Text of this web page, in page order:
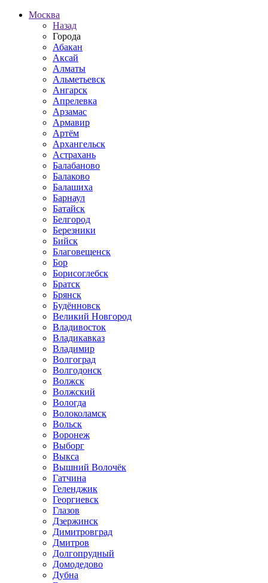
Москва
Назад
Города
Абакан
Аксай
Алматы
Альметьевск
Ангарск
Апрелевка
Арзамас
Армавир
Артём
Архангельск
Астрахань
Балабаново
Балаково
Балашиха
Барнаул
Батайск
Белгород
Березники
Бийск
Благовещенск
Бор
Борисоглебск
Братск
Брянск
Будённовск
Великий Новгород
Владивосток
Владикавказ
Владимир
Волгоград
Волгодонск
Волжск
Волжский
Вологда
Волоколамск
Вольск
Воронеж
Выборг
Выкса
Вышний Волочёк
Гатчина
Геленджик
Георгиевск
Глазов
Дзержинск
Димитровград
Дмитров
Долгопрудный
Домодедово
Дубна